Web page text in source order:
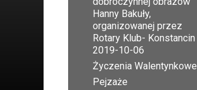
Hanny Bakuły,
organizowanej przez
Rotary Klub- Konstancin
2019-10-06
Życzenia Walentynkowe
Pejzaże